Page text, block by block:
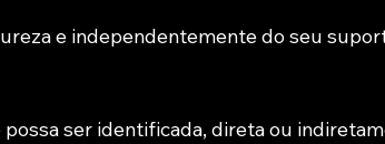
e independentemente do seu
ser identificada, direta ou